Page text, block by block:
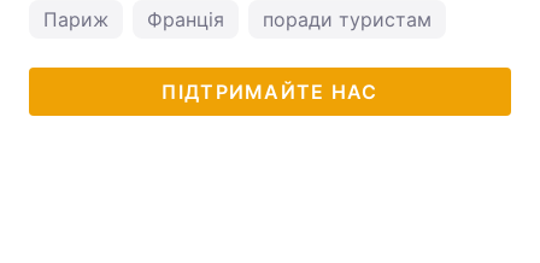
Париж Франція поради туристам
ПІДТРИМАЙТЕ НАС